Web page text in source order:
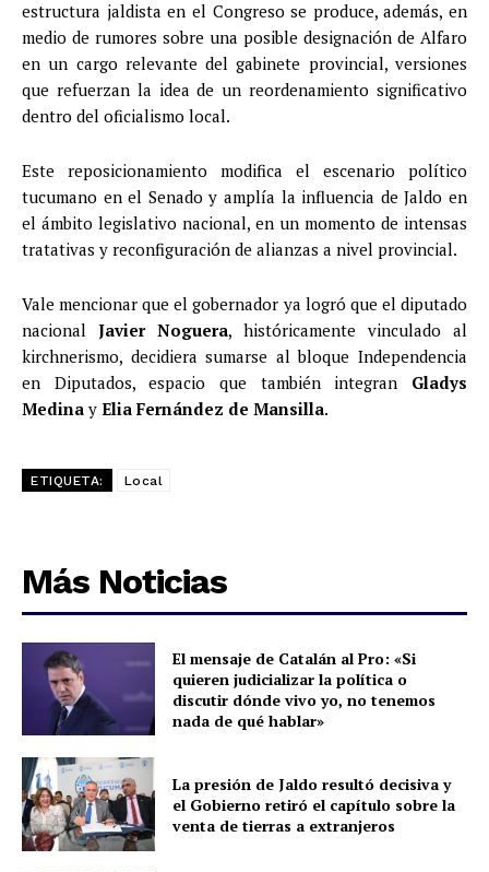
estructura jaldista en el Congreso se produce, además, en
medio de rumores sobre una posible designación de Alfaro
en un cargo relevante del gabinete provincial, versiones
que refuerzan la idea de un reordenamiento significativo
dentro del oficialismo local.
Este reposicionamiento modifica el escenario político
tucumano en el Senado y amplía la influencia de Jaldo en
el ámbito legislativo nacional, en un momento de intensas
tratativas y reconfiguración de alianzas a nivel provincial.
Vale mencionar que el gobernador ya logró que el diputado
nacional Javier Noguera, históricamente vinculado al
kirchnerismo, decidiera sumarse al bloque Independencia
en Diputados, espacio que también integran Gladys
Medina y Elia Fernández de Mansilla.
ETIQUETA: Local
Más Noticias
El mensaje de Catalán al Pro: «Si
quieren judicializar la política o
discutir dónde vivo yo, no tenemos
nada de qué hablar»
La presión de Jaldo resultó decisiva y
el Gobierno retiró el capítulo sobre la
venta de tierras a extranjeros